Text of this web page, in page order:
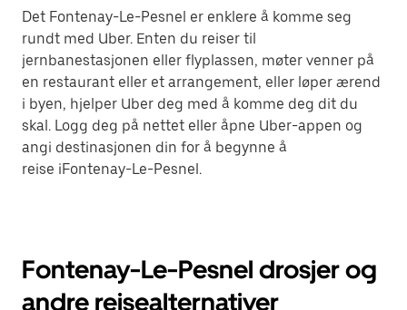
Det Fontenay-Le-Pesnel er enklere å komme seg
rundt med Uber. Enten du reiser til
jernbanestasjonen eller flyplassen, møter venner på
en restaurant eller et arrangement, eller løper ærend
i byen, hjelper Uber deg med å komme deg dit du
skal. Logg deg på nettet eller åpne Uber-appen og
angi destinasjonen din for å begynne å
reise iFontenay-Le-Pesnel.
Fontenay-Le-Pesnel drosjer og
andre reisealternativer